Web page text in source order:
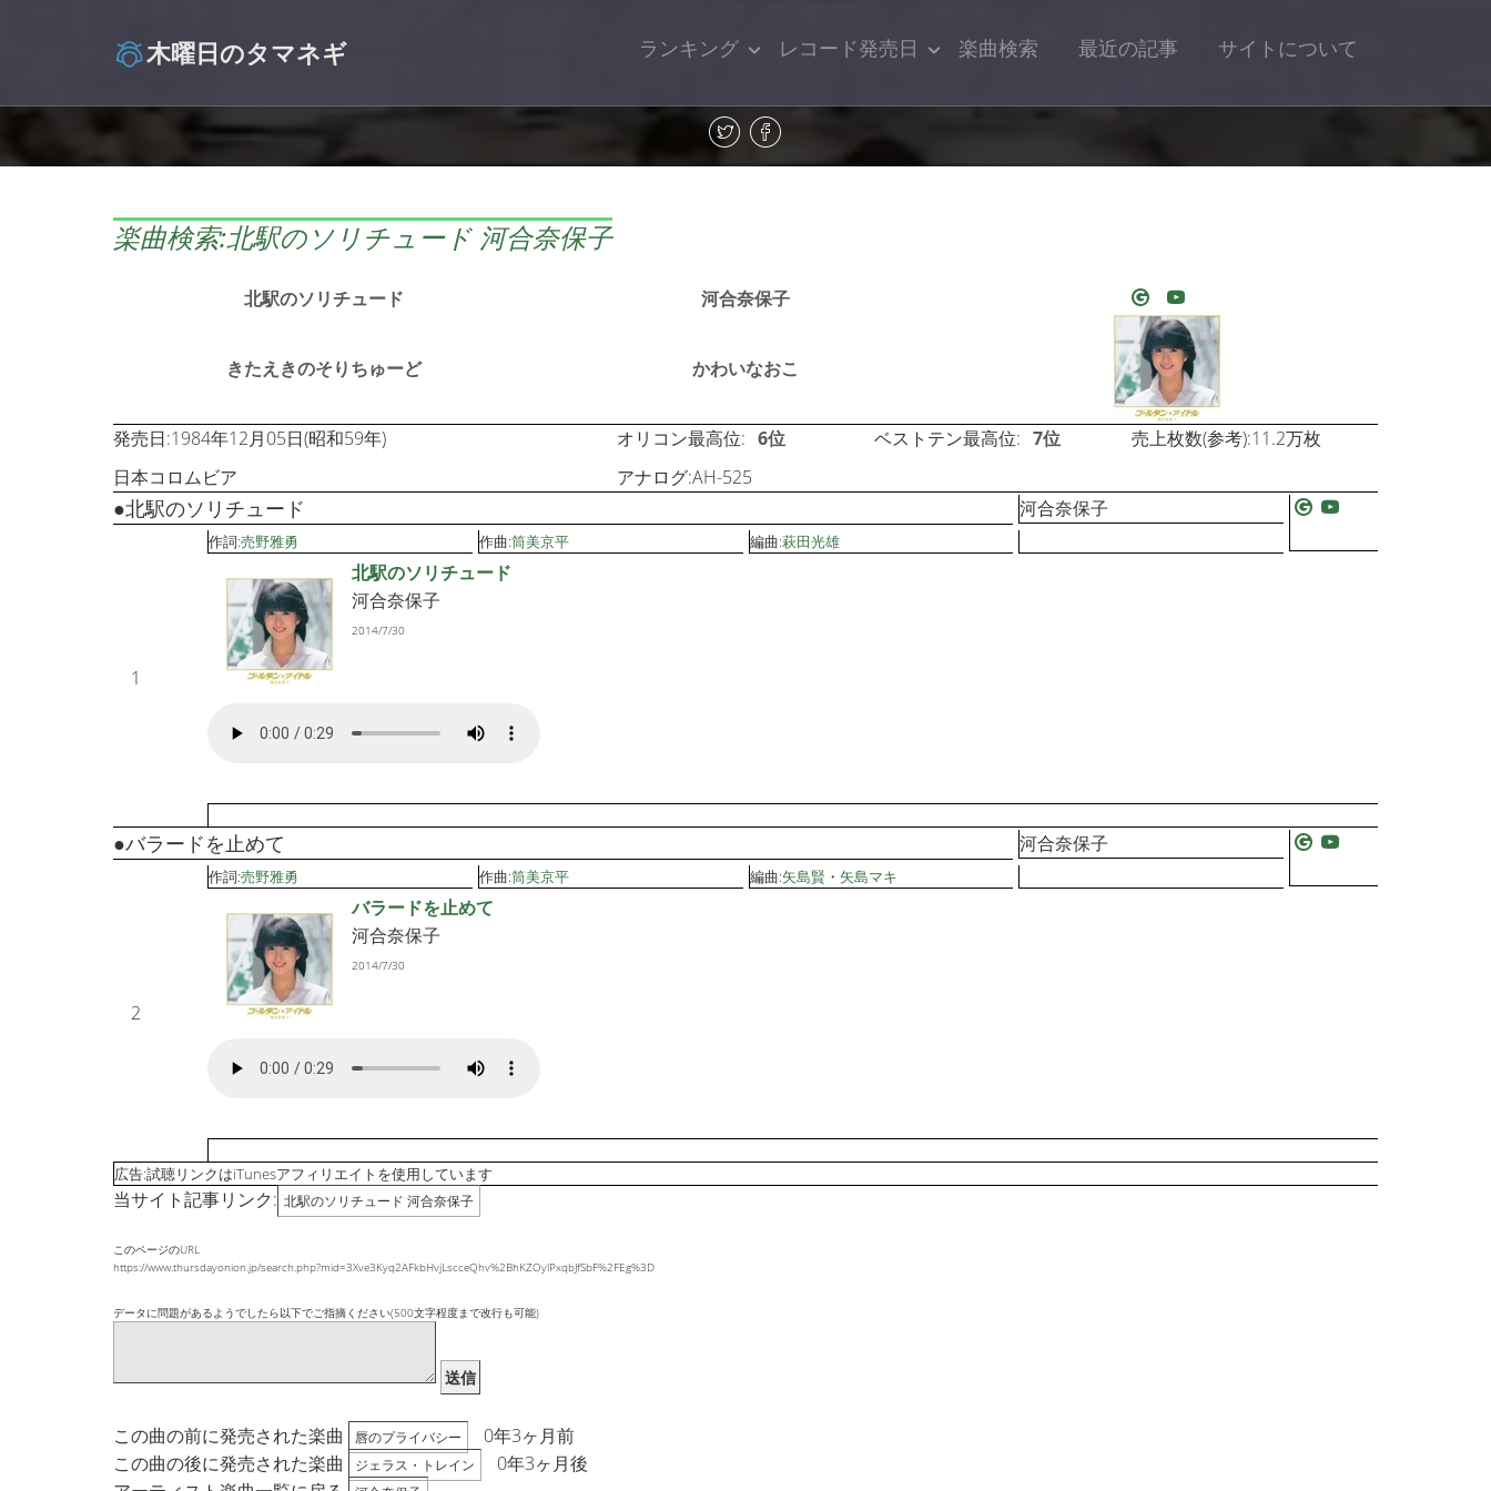
木曜日のタマネギ ランキング レコード発売日 楽曲検索 最近の記事 サイトについて
楽曲検索:北駅のソリチュード 河合奈保子
北駅のソリチュード 河合奈保子
きたえきのそりちゅーど かわいなおこ
発売日:1984年12月05日(昭和59年) オリコン最高位: 6位 ベストテン最高位: 7位
売上枚数(参考):11.2万枚
日本コロムビア
アナログ:AH-525
1
●北駅のソリチュード 河合奈保子
作詞:売野雅勇 作曲:筒美京平 編曲:萩田光雄
北駅のソリチュード
河合奈保子
2014/7/30
2
●バラードを止めて 河合奈保子
作詞:売野雅勇 作曲:筒美京平 編曲:矢島賢 ・ 矢島マキ
バラードを止めて
河合奈保子
2014/7/30
広告:試聴リンクはiTunesアフィリエイトを使用しています
当サイト記事リンク: 北駅のソリチュード 河合奈保子
このページのURL
https://www.thursdayonion.jp/search.php?mid=3Xve3Kyq2AFkbHvjLscceQhv%2BhKZOylPxqbJfSbF%2FEg%3D
データに問題があるようでしたら以下でご指摘ください(500文字程度まで改行も可能)
送信
この曲の前に発売された楽曲 唇のプライバシー
0年3ヶ月前
この曲の後に発売された楽曲
ジェラス・トレイン
0年3ヶ月後